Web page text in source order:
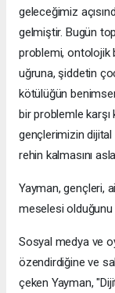
geleceğimiz
gelmiştir. Bugün
problemi, ontolojik
uğruna, şiddetin
kötülüğün
bir problemle karşı
gençlerimizin dijital
rehin kalmasını
Yayman, gençleri,
meselesi olduğunu
Sosyal medya ve
özendirdiğine ve
çeken Yayman,